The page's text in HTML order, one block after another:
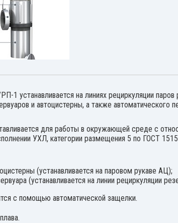
1 устанавливается на линиях рециркуляции паров
и автоцистерны, а также автоматического
для работы в окружающей среде с
УХЛ, категории размещения 5 по ГОСТ
(устанавливается на паровом рукаве АЦ);
(устанавливается на линии рециркуляции
с помощью автоматической защелки.